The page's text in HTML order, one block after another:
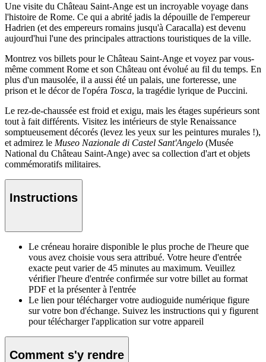
Une visite du Château Saint-Ange est un incroyable voyage dans
l'histoire de Rome. Ce qui a abrité jadis la dépouille de l'empereur
Hadrien (et des empereurs romains jusqu'à Caracalla) est devenu
aujourd'hui l'une des principales attractions touristiques de la ville.
Montrez vos billets pour le Château Saint-Ange et voyez par vous-
même comment Rome et son Château ont évolué au fil du temps. En
plus d'un mausolée, il a aussi été un palais, une forteresse, une
prison et le décor de l'opéra Tosca, la tragédie lyrique de Puccini.
Le rez-de-chaussée est froid et exigu, mais les étages supérieurs sont
tout à fait différents. Visitez les intérieurs de style Renaissance
somptueusement décorés (levez les yeux sur les peintures murales !),
et admirez le Museo Nazionale di Castel Sant'Angelo (Musée
National du Château Saint-Ange) avec sa collection d'art et objets
commémoratifs militaires.
Instructions
Le créneau horaire disponible le plus proche de l'heure que
vous avez choisie vous sera attribué. Votre heure d'entrée
exacte peut varier de 45 minutes au maximum. Veuillez
vérifier l'heure d'entrée confirmée sur votre billet au format
PDF et la présenter à l'entrée
Le lien pour télécharger votre audioguide numérique figure
sur votre bon d'échange. Suivez les instructions qui y figurent
pour télécharger l'application sur votre appareil
Comment s'y rendre